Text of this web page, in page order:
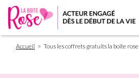
principal
Fil
d'Ariane
Accueil Tous les coffrets gratuits la boîte rose